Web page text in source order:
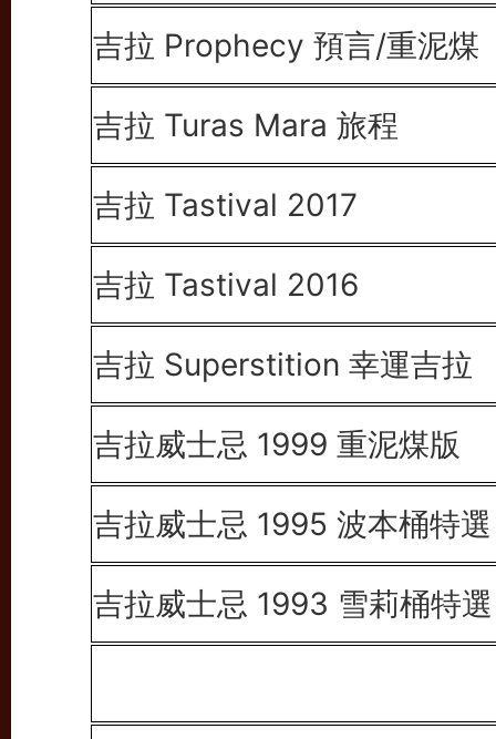
吉拉 Prophecy 預言/重泥煤
吉拉 Turas Mara 旅程
吉拉 Tastival 2017
吉拉 Tastival 2016
吉拉 Superstition 幸運吉拉
吉拉威士忌 1999 重泥煤版
吉拉威士忌 1995 波本桶特選
吉拉威士忌 1993 雪莉桶特選